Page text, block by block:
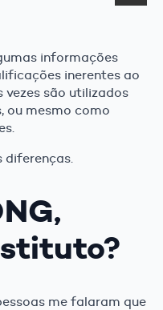
informações
inerentes ao
vezes são utilizados
ou mesmo como
diferenças.
me falaram que